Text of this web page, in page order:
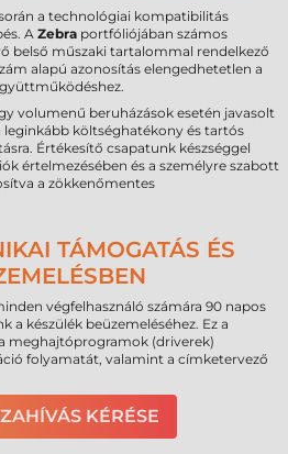
a technológiai kompatibilitás
A Zebra portfóliójában számos
belső műszaki tartalommal rendelkező
alapú azonosítás elengedhetetlen a
volumenű beruházások esetén javasolt
költséghatékony és tartós
Értékesítő csapatunk készséggel
értelmezésében és a személyre szabott
a zökkenőmentes
TÁMOGATÁS ÉS
végfelhasználó számára 90 napos
a készülék beüzemeléséhez. Ez a
meghajtóprogramok (driverek)
folyamatát, valamint a címketervező
KÉRÉSE